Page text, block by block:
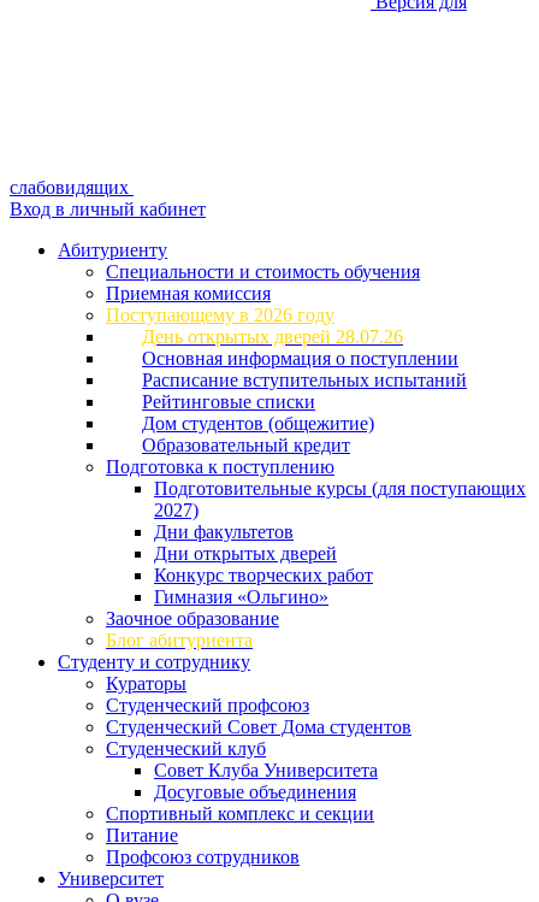
слабовидящих
Вход в личный кабинет
Абитуриенту
Специальности и стоимость обучения
Приемная комиссия
Поступающему в 2026 году
День открытых дверей 28.07.26
Основная информация о поступлении
Расписание вступительных испытаний
Рейтинговые списки
Дом студентов (общежитие)
Образовательный кредит
Подготовка к поступлению
Подготовительные курсы (для поступающих
2027)
Дни факультетов
Дни открытых дверей
Конкурс творческих работ
Гимназия «Ольгино»
Заочное образование
Блог абитуриента
Студенту и сотруднику
Кураторы
Студенческий профсоюз
Студенческий Совет Дома студентов
Студенческий клуб
Совет Клуба Университета
Досуговые объединения
Спортивный комплекс и секции
Питание
Профсоюз сотрудников
Университет